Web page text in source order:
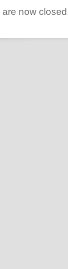
are now